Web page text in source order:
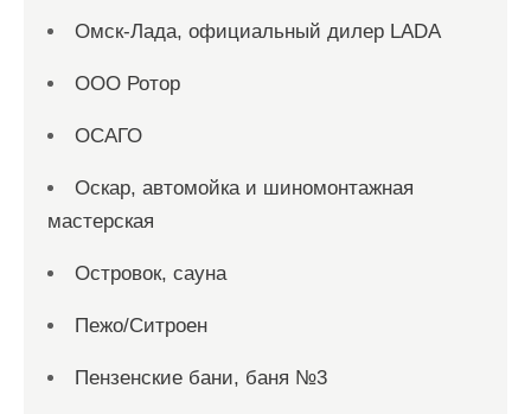
Омск-Лада, официальный дилер LADA
ООО Ротор
ОСАГО
Оскар, автомойка и шиномонтажная
мастерская
Островок, сауна
Пежо/Ситроен
Пензенские бани, баня №3